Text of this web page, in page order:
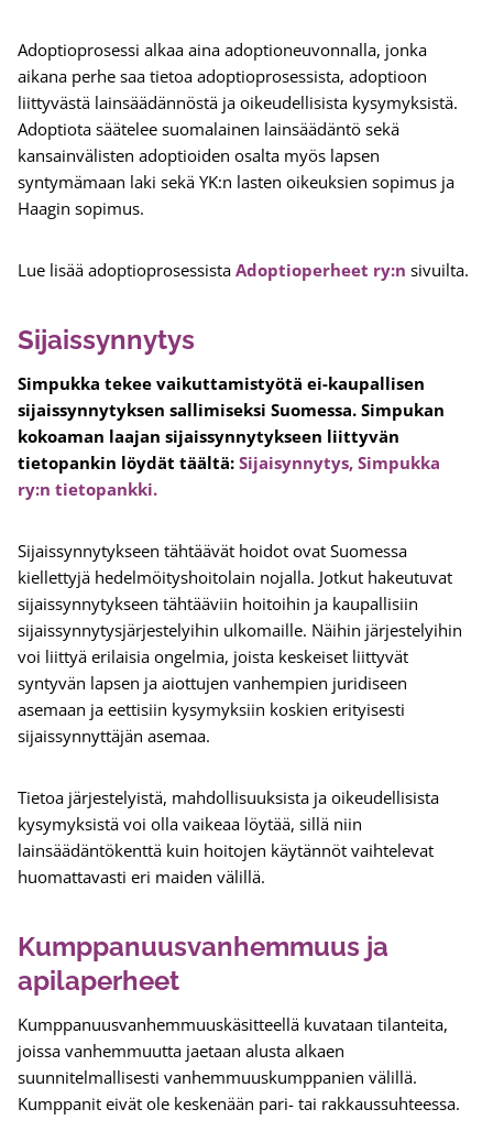
Adoptioprosessi alkaa aina adoptioneuvonnalla, jonka
aikana perhe saa tietoa adoptioprosessista, adoptioon
liittyvästä lainsäädännöstä ja oikeudellisista kysymyksistä.
Adoptiota säätelee suomalainen lainsäädäntö sekä
kansainvälisten adoptioiden osalta myös lapsen
syntymämaan laki sekä YK:n lasten oikeuksien sopimus ja
Haagin sopimus.
Lue lisää adoptioprosessista Adoptioperheet ry:n sivuilta.
Sijaissynnytys
Simpukka tekee vaikuttamistyötä ei-kaupallisen
sijaissynnytyksen sallimiseksi Suomessa. Simpukan
kokoaman laajan sijaissynnytykseen liittyvän
tietopankin löydät täältä: Sijaisynnytys, Simpukka
ry:n tietopankki.
Sijaissynnytykseen tähtäävät hoidot ovat Suomessa
kiellettyjä hedelmöityshoitolain nojalla. Jotkut hakeutuvat
sijaissynnytykseen tähtääviin hoitoihin ja kaupallisiin
sijaissynnytysjärjestelyihin ulkomaille. Näihin järjestelyihin
voi liittyä erilaisia ongelmia, joista keskeiset liittyvät
syntyvän lapsen ja aiottujen vanhempien juridiseen
asemaan ja eettisiin kysymyksiin koskien erityisesti
sijaissynnyttäjän asemaa.
Tietoa järjestelyistä, mahdollisuuksista ja oikeudellisista
kysymyksistä voi olla vaikeaa löytää, sillä niin
lainsäädäntökenttä kuin hoitojen käytännöt vaihtelevat
huomattavasti eri maiden välillä.
Kumppanuusvanhemmuus ja
apilaperheet
Kumppanuusvanhemmuuskäsitteellä kuvataan tilanteita,
joissa vanhemmuutta jaetaan alusta alkaen
suunnitelmallisesti vanhemmuuskumppanien välillä.
Kumppanit eivät ole keskenään pari- tai rakkaussuhteessa.